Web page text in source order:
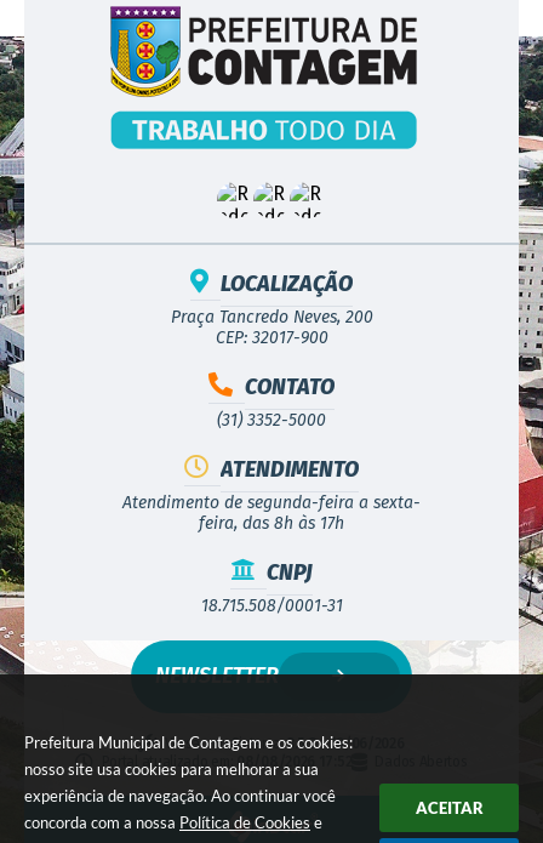
Prefeitura Municipal de Contagem e os cookies:
nosso site usa cookies para melhorar a sua
experiência de navegação. Ao continuar você
concorda com a nossa Política de Cookies e
ACEITAR
LOCALIZAÇÃO
Praça Tancredo Neves, 200
CEP: 32017-900
CONTATO
(31) 3352-5000
ATENDIMENTO
Atendimento de segunda-feira a sexta-
feira, das 8h às 17h
CNPJ
18.715.508/0001-31
Versão do Sistema:3.5.3 - 19/06/2026
Portal atualizado em:
08/08/2026 17:52
NEWSLETTER